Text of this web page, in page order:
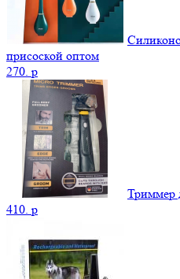
присоской оптом
270. p
Триммер
410. p